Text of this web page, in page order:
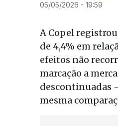
05/05/2026 - 19:59
A Copel
de 4,4% em
efeitos não
marcação a
descontinuadas
mesma